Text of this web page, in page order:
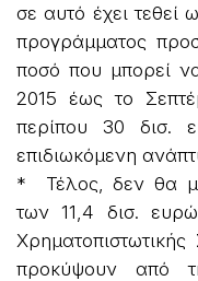
σε αυτό έχει
προγράμματος
ποσό που μπορεί
2015 έως το
περίπου 30 δισ.
επιδιωκόμενη
* Τέλος, δεν θα
των 11,4 δισ.
προκύψουν από